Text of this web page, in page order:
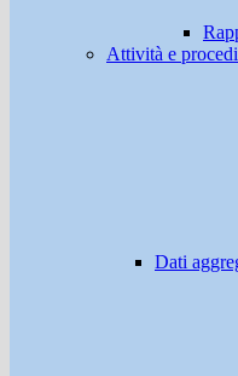
Attività e
Dati